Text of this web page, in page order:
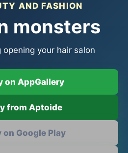
AND FASHION
monsters
your hair salon
on AppGallery
from Aptoide
on Google Play